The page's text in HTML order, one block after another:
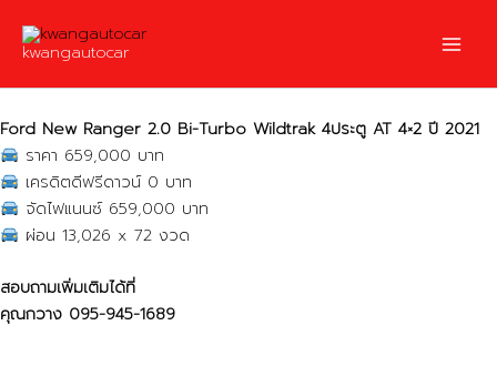
content
kwangautocar
Ford New Ranger 2.0 Bi-Turbo Wildtrak 4ประตู AT 4×2 ปี 2021
ราคา 659,000 บาท
เครดิตดีฟรีดาวน์ 0 บาท
จัดไฟแนนซ์ 659,000 บาท
ผ่อน 13,026 x 72 งวด
สอบถามเพิ่มเติมได้ที่
คุณกวาง 095-945-1689